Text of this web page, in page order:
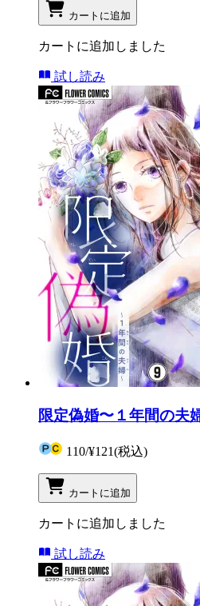
カートに追加
カートに追加しました
試し読み
限定偽婚〜１年間の夫
110/¥121(税込)
カートに追加
カートに追加しました
試し読み